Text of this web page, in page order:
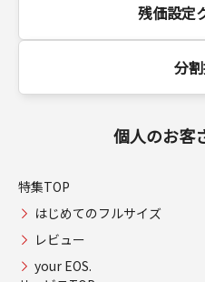
残価設定
分
個人のお客
特集TOP
はじめてのフルサイズ
レビュー
your EOS.